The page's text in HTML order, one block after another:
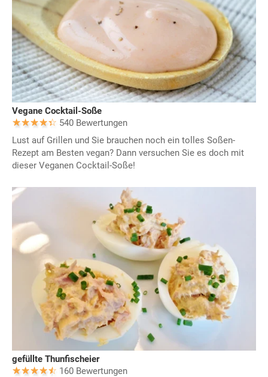
Vegane Cocktail-Soße
540 Bewertungen
Lust auf Grillen und Sie brauchen noch ein tolles Soßen-
Rezept am Besten vegan? Dann versuchen Sie es doch mit
dieser Veganen Cocktail-Soße!
gefüllte Thunfischeier
160 Bewertungen